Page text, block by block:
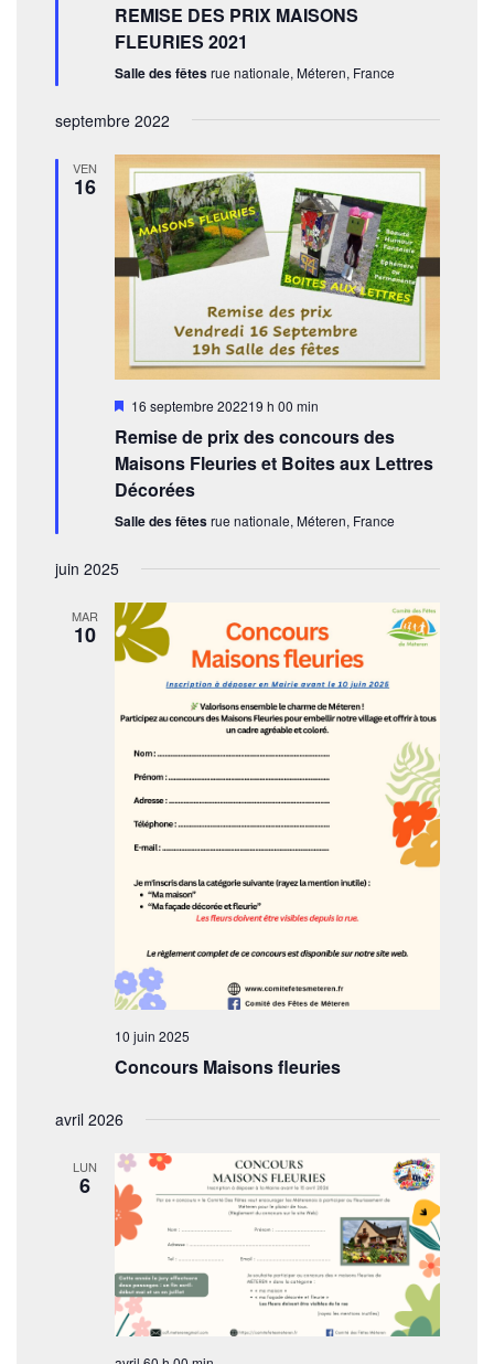
u
e
s
É
v
è
n
m
n
t
s
s
e
n
a
n
REMISE DES PRIX MAISONS
FLEURIES 2021
Salle des fêtesrue nationale, Méteren, France
septembre 2022
VEN
16
M
s
e
n
a
a
16 septembre 202219 h 00 min
Remise de prix des concours des
Maisons Fleuries et Boites aux Lettres
Décorées
Salle des fêtesrue nationale, Méteren, France
juin 2025
MAR
10
10 juin 2025
Concours Maisons fleuries
avril 2026
LUN
6